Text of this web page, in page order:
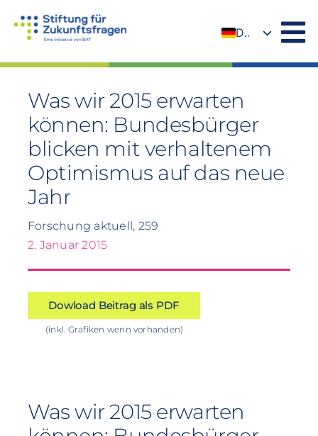
Inhalt
DE
Was wir 2015 erwarten
können: Bundesbürger
blicken mit verhaltenem
Optimismus auf das neue
Jahr
Forschung aktuell, 259
2. Januar 2015
Dowload Beitrag als PDF
(inkl. Grafiken wenn vorhanden)
Was wir 2015 erwarten